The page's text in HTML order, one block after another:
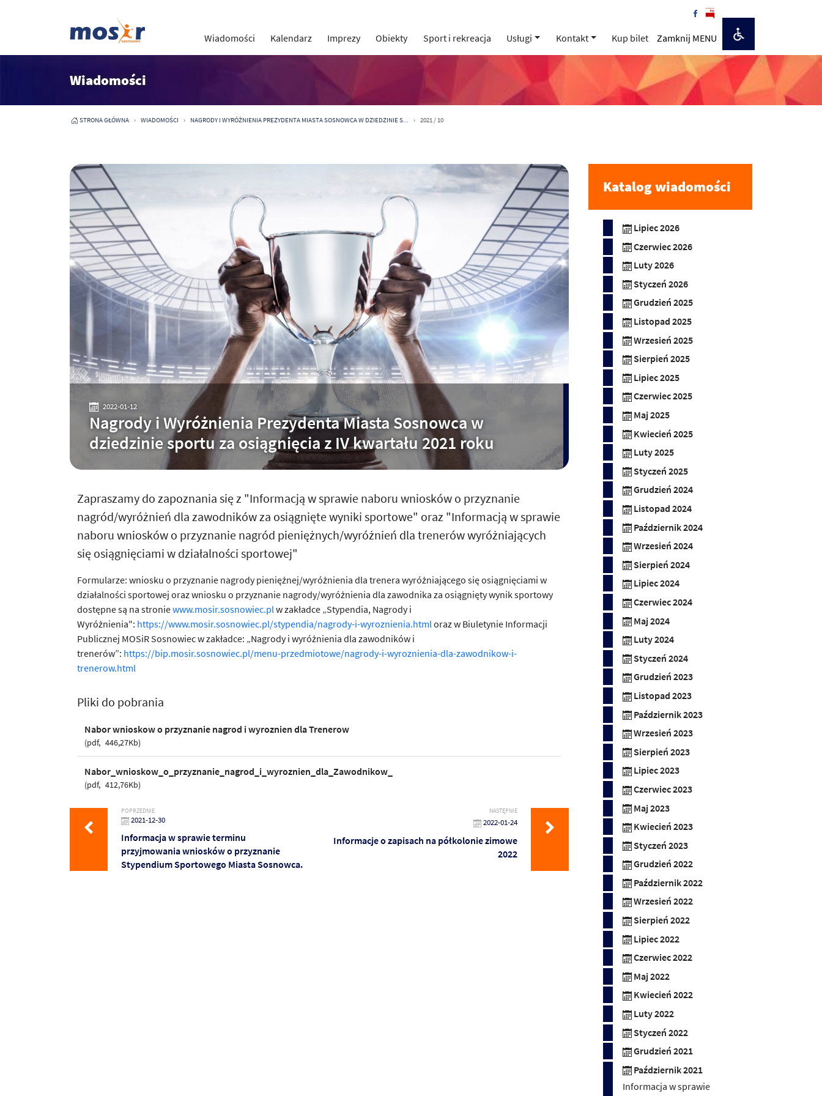
Wiadomości Kalendarz Imprezy Obiekty Sport i rekreacja Usługi Kontakt Kup bilet Zamknij MENU
Wiadomości
STRONA GŁÓWNA WIADOMOŚCI NAGRODY I WYRÓŻNIENIA PREZYDENTA MIASTA SOSNOWCA W DZIEDZINIE S... 2021 / 10
2022-01-12
Nagrody i Wyróżnienia Prezydenta Miasta Sosnowca w
dziedzinie sportu za osiągnięcia z IV kwartału 2021 roku
Zapraszamy do zapoznania się z "Informacją w sprawie naboru wniosków o przyznanie
nagród/wyróżnień dla zawodników za osiągnięte wyniki sportowe" oraz "Informacją w sprawie
naboru wniosków o przyznanie nagród pieniężnych/wyróżnień dla trenerów wyróżniających
się osiągnięciami w działalności sportowej"
Formularze: wniosku o przyznanie nagrody pieniężnej/wyróżnienia dla trenera wyróżniającego się osiągnięciami w
działalności sportowej oraz wniosku o przyznanie nagrody/wyróżnienia dla zawodnika za osiągnięty wynik sportowy
dostępne są na stroniewww.mosir.sosnowiec.plw zakładce „Stypendia, Nagrody i
Wyróżnienia": https://www.mosir.sosnowiec.pl/stypendia/nagrody-i-wyroznienia.htmloraz w Biuletynie Informacji
Publicznej MOSiR Sosnowiec w zakładce: „Nagrody i wyróżnienia dla zawodników i
trenerów”: https://bip.mosir.sosnowiec.pl/menu-przedmiotowe/nagrody-i-wyroznienia-dla-zawodnikow-i-
trenerow.html
Pliki do pobrania
Nabor wnioskow o przyznanie nagrod i wyroznien dla Trenerow
pdf 446,27Kb
Nabor_wnioskow_o_przyznanie_nagrod_i_wyroznien_dla_Zawodnikow_
pdf 412,76Kb
POPRZEDNIE
2021-12-30
Informacja w sprawie terminu
przyjmowania wniosków o przyznanie
Stypendium Sportowego Miasta Sosnowca.
NASTĘPNIE
2022-01-24
Informacje o zapisach na półkolonie zimowe
2022
Katalog wiadomości
Lipiec 2026
Czerwiec 2026
Luty 2026
Styczeń 2026
Grudzień 2025
Listopad 2025
Wrzesień 2025
Sierpień 2025
Lipiec 2025
Czerwiec 2025
Maj 2025
Kwiecień 2025
Luty 2025
Styczeń 2025
Grudzień 2024
Listopad 2024
Październik 2024
Wrzesień 2024
Sierpień 2024
Lipiec 2024
Czerwiec 2024
Maj 2024
Luty 2024
Styczeń 2024
Grudzień 2023
Listopad 2023
Październik 2023
Wrzesień 2023
Sierpień 2023
Lipiec 2023
Czerwiec 2023
Maj 2023
Kwiecień 2023
Styczeń 2023
Grudzień 2022
Październik 2022
Wrzesień 2022
Sierpień 2022
Lipiec 2022
Czerwiec 2022
Maj 2022
Kwiecień 2022
Luty 2022
Styczeń 2022
Grudzień 2021
Październik 2021
Informacja w sprawie